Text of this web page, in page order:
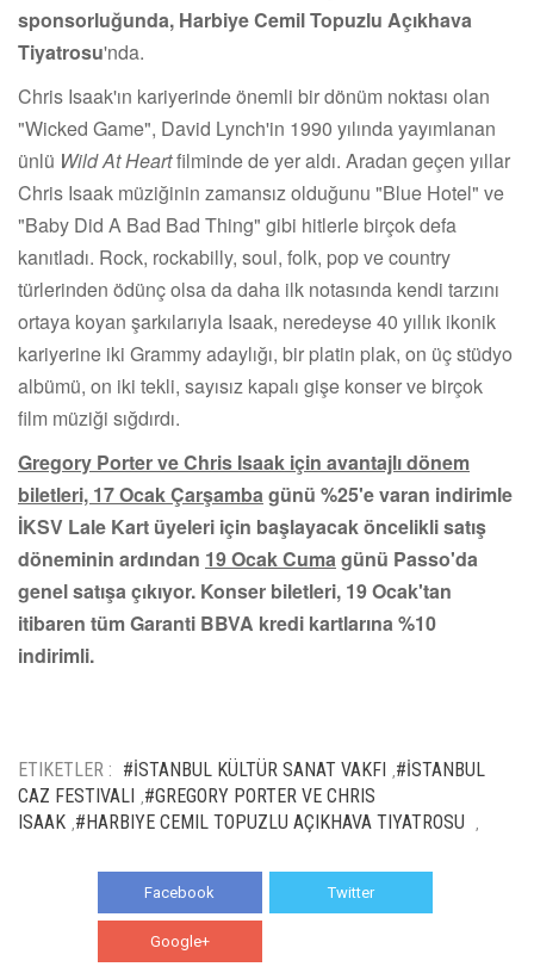
sponsorluğunda, Harbiye Cemil Topuzlu Açıkhava
Tiyatrosu'nda.
Chris Isaak'ın kariyerinde önemli bir dönüm noktası olan
"Wicked Game", David Lynch'in 1990 yılında yayımlanan
ünlü Wild At Heartfilminde de yer aldı. Aradan geçen yıllar
Chris Isaak müziğinin zamansız olduğunu "Blue Hotel" ve
"Baby Did A Bad Bad Thing" gibi hitlerle birçok defa
kanıtladı. Rock, rockabilly, soul, folk, pop ve country
türlerinden ödünç olsa da daha ilk notasında kendi tarzını
ortaya koyan şarkılarıyla Isaak, neredeyse 40 yıllık ikonik
kariyerine iki Grammy adaylığı, bir platin plak, on üç stüdyo
albümü, on iki tekli, sayısız kapalı gişe konser ve birçok
film müziği sığdırdı.
Gregory Porter ve Chris Isaak için avantajlı dönem
biletleri, 17 Ocak Çarşambagünü %25'e varan indirimle
İKSV Lale Kart üyeleri için başlayacak öncelikli satış
döneminin ardından 19 Ocak Cumagünü Passo'da
genel satışa çıkıyor. Konser biletleri, 19 Ocak'tan
itibaren tüm Garanti BBVA kredi kartlarına %10
indirimli.
ETIKETLER : #İSTANBUL KÜLTÜR SANAT VAKFI #İSTANBUL
CAZ FESTIVALI #GREGORY PORTER VE CHRIS
ISAAK #HARBIYE CEMIL TOPUZLU AÇIKHAVA TIYATROSU
Facebook Twitter
Google+